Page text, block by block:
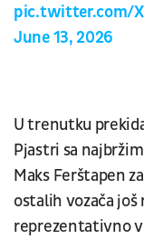
pic.twitter.com/
June 13, 2026
U trenutku
Pjastri sa
Maks Ferštapen
ostalih vozača još
reprezentativno